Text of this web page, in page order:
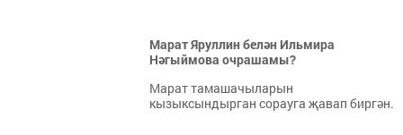
Марат Яруллин белән Ильмира
Нәгыймова очрашамы?
Марат тамашачыларын
кызыксындырган сорауга җавап биргән.